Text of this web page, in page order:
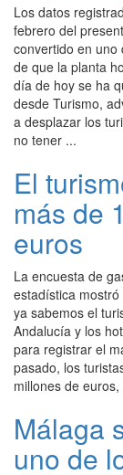
Los datos
febrero del
convertido en uno
de que la planta
día de hoy se ha
desde Turismo,
a desplazar los
no tener ...
El
más de
euros
La encuesta de
estadística
ya sabemos el
Andalucía y los
para registrar el
pasado, los
millones de
Málaga
uno de